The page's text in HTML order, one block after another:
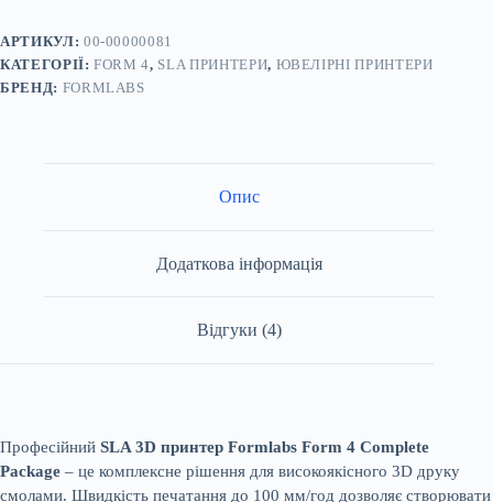
кількість
АРТИКУЛ: 00-00000081
КАТЕГОРІЇ:FORM 4, SLA ПРИНТЕРИ, ЮВЕЛІРНІ ПРИНТЕРИ
БРЕНД: FORMLABS
Опис
Додаткова інформація
Відгуки (4)
Професійний SLA 3D принтер Formlabs Form 4 Complete
Package – це комплексне рішення для високоякісного 3D друку
смолами. Швидкість печатання до 100 мм/год дозволяє створювати